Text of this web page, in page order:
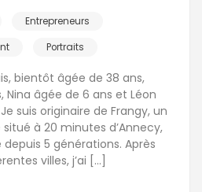
Entrepreneurs
Portraits
bientôt âgée de 38 ans,
âgée de 6 ans et Léon
suis originaire de Frangy, un
à 20 minutes d’Annecy,
5 générations. Après
villes, j’ai […]